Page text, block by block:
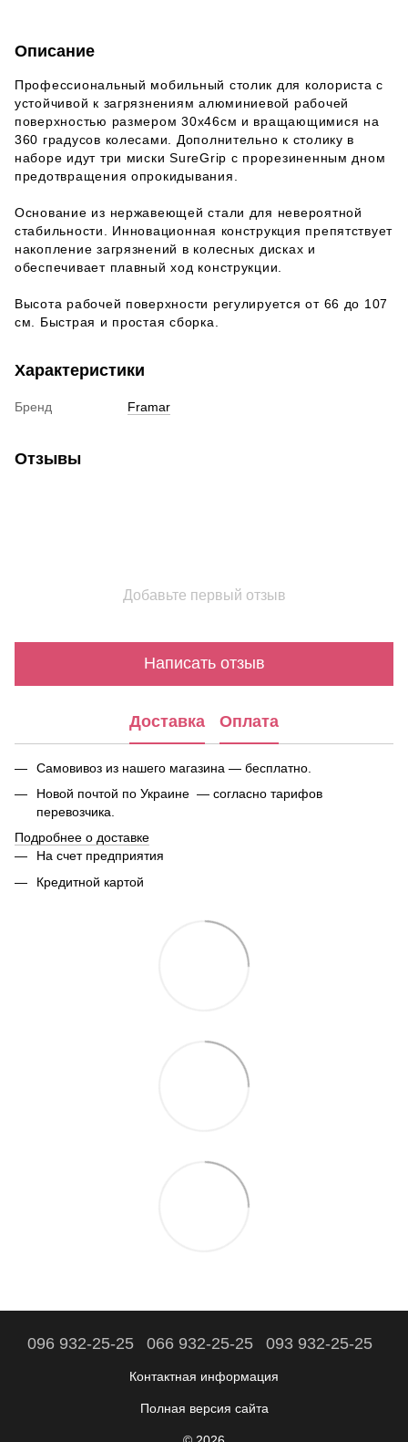
Описание
Профессиональный мобильный столик для колориста с
устойчивой к загрязнениям алюминиевой рабочей
поверхностью размером 30x46см и вращающимися на
360 градусов колесами. Дополнительно к столику в
наборе идут три миски SureGrip с прорезиненным дном
предотвращения опрокидывания.
Основание из нержавеющей стали для невероятной
стабильности. Инновационная конструкция препятствует
накопление загрязнений в колесных дисках и
обеспечивает плавный ход конструкции.
Высота рабочей поверхности регулируется от 66 до 107
см. Быстрая и простая сборка.
Характеристики
Бренд Framar
Отзывы
Добавьте первый отзыв
Написать отзыв
Доставка Оплата
Самовивоз из нашего магазина — бесплатно.
Новой почтой по Украине — согласно тарифов
перевозчика.
Подробнее о доставке
На счет предприятия
Кредитной картой
096 932-25-25 066 932-25-25 093 932-25-25
Контактная информация
Полная версия сайта